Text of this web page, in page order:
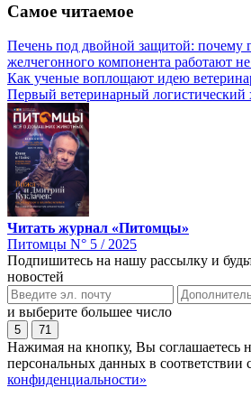
Самое читаемое
Печень под двойной защитой: почему
желчегонного компонента работают
Как ученые воплощают идею
Первый ветеринарный логистический
Читать журнал «Питомцы»
Питомцы N° 5 / 2025
Подпишитесь на нашу рассылку и
новостей
и выберите большее число
5 71
Нажимая на кнопку, Вы соглашаетесь
персональных данных в соответствии
конфиденциальности»